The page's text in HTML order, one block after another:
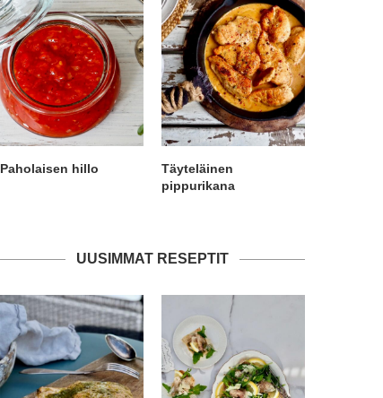
Paholaisen hillo
Täyteläinen
pippurikana
UUSIMMAT RESEPTIT